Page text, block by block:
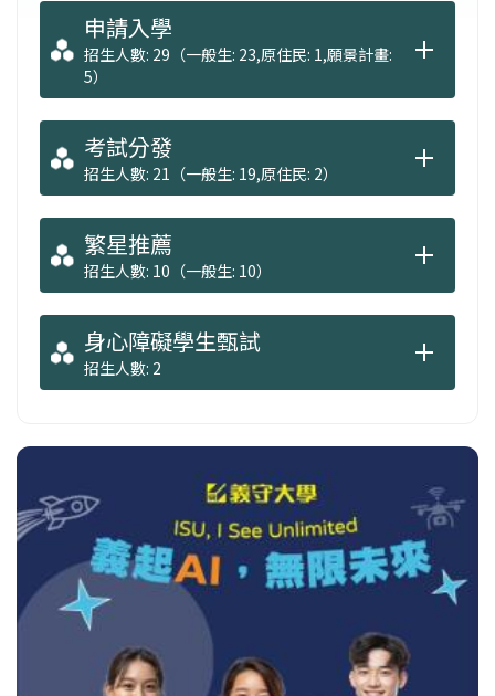
生能將所學理論運用到實際的應用之中。
申請入學
招生人數: 29（一般生: 23,原住民: 1,願景計畫:
5）
考試分發
招生人數: 21（一般生: 19,原住民: 2）
繁星推薦
招生人數: 10（一般生: 10）
身心障礙學生甄試
招生人數: 2